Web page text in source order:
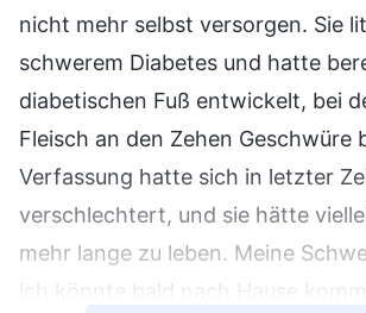
nicht mehr selbst versorgen. Sie
schwerem Diabetes und hatte
diabetischen Fuß entwickelt, bei
Fleisch an den Zehen Geschwüre
Verfassung hatte sich in letzter
verschlechtert, und sie hätte
mehr lange zu leben. Meine
ich könnte bald nach Hause